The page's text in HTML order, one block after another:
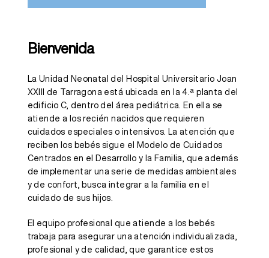
Bienvenida
La Unidad Neonatal del Hospital Universitario Joan
XXIII de Tarragona está ubicada en la 4.ª planta del
edificio C, dentro del área pediátrica. En ella se
atiende a los recién nacidos que requieren
cuidados especiales o intensivos. La atención que
reciben los bebés sigue el Modelo de Cuidados
Centrados en el
Desarrollo y la Familia, que además
de implementar una serie de medidas ambientales
y de confort, busca integrar a la familia en el
cuidado de sus hijos.
El equipo profesional que atiende a los bebés
trabaja para asegurar una atención individualizada,
profesional y de calidad, que garantice estos